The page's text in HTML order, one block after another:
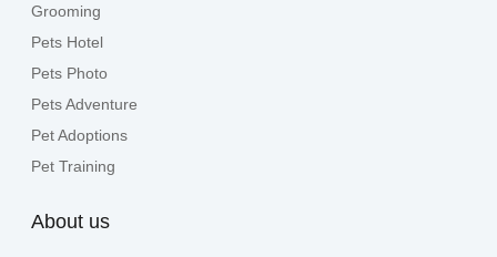
Grooming
Pets Hotel
Pets Photo
Pets Adventure
Pet Adoptions
Pet Training
About us